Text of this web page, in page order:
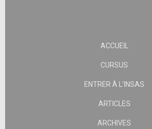
ACCUEIL
CURSUS
ENTRER À L’INSAS
ARTICLES
ARCHIVES